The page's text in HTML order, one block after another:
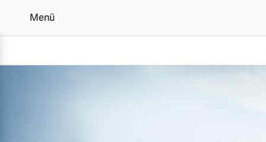
Volvo Frühjahrscheck
Menü